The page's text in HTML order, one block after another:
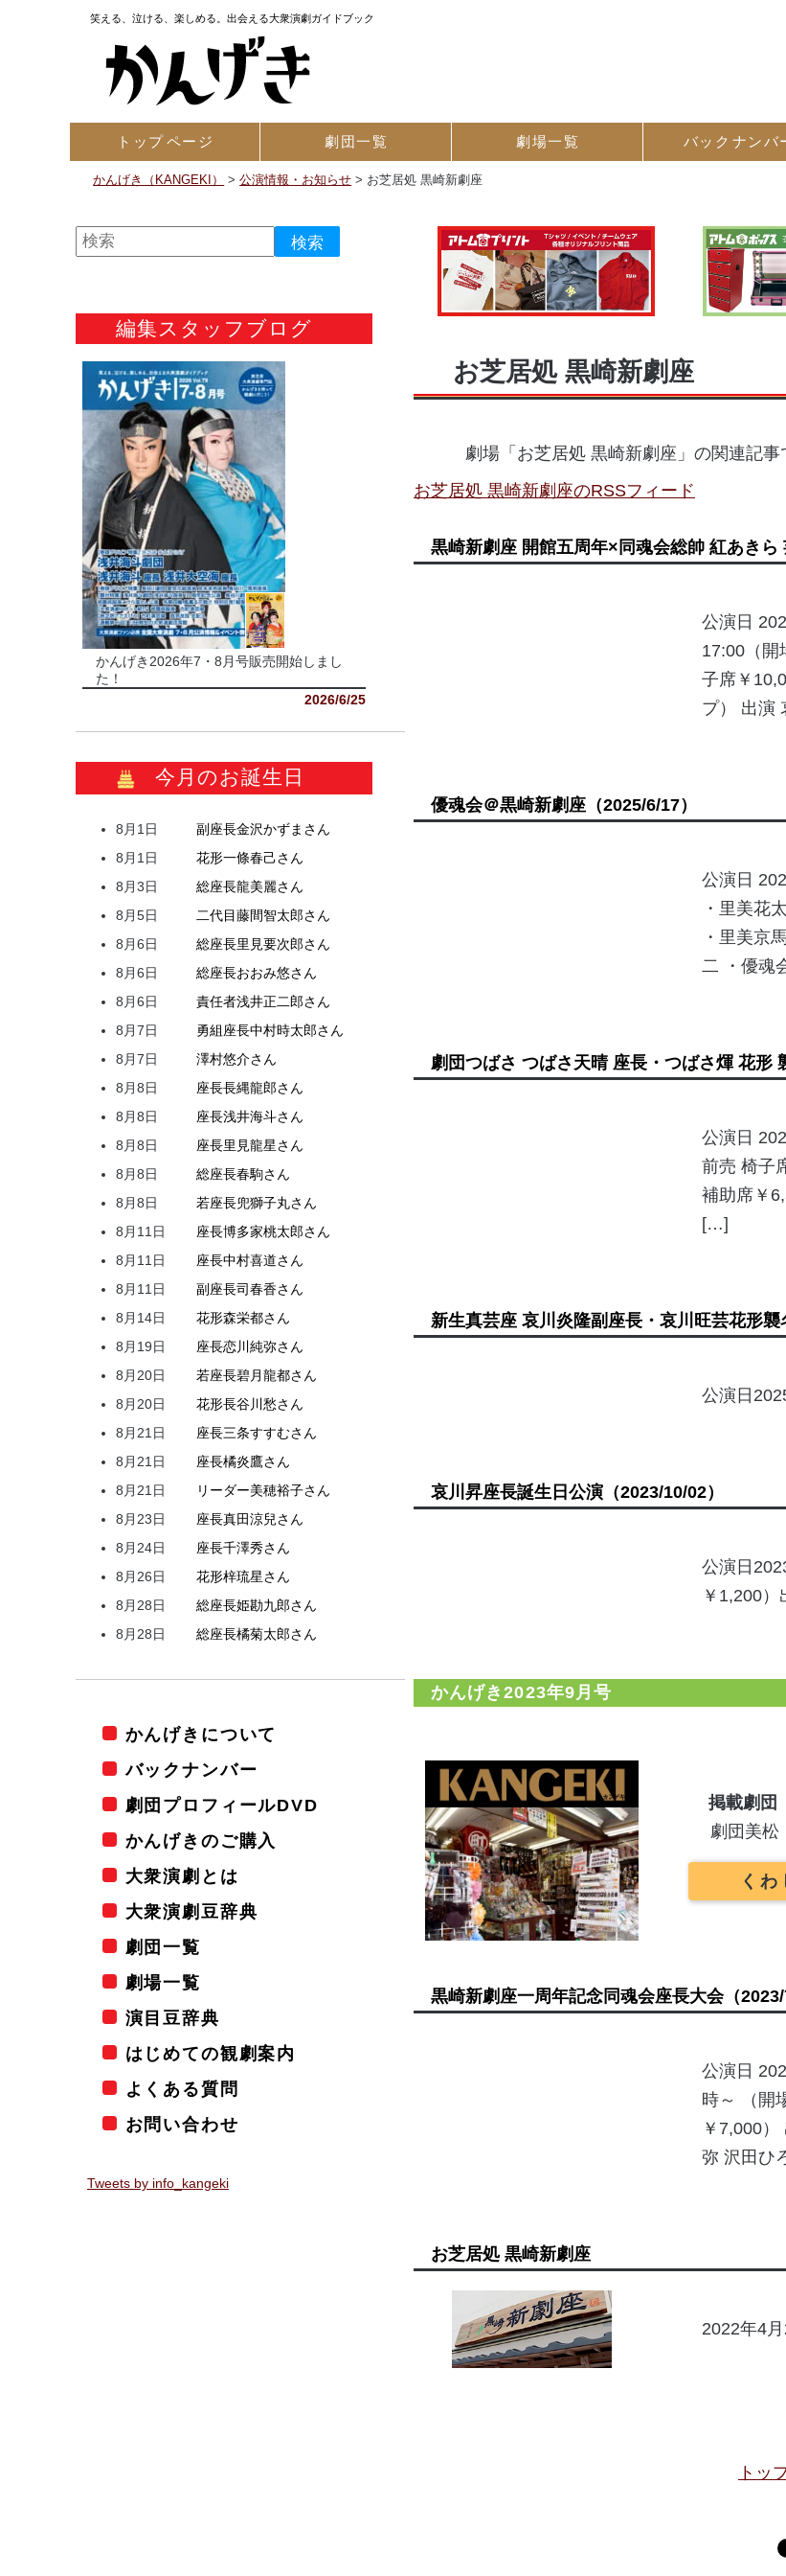
笑える、泣ける、楽しめる。出会える大衆演劇ガイドブック
トップページ 劇団一覧 劇場一覧 バック ナンバ
かんげき（KANGEKI） >公演情報・お知らせ > お芝居処 黒崎新劇座
お芝居処 黒崎新劇座
劇場「お芝居処 黒崎新劇座」の関連記事
お芝居処 黒崎新劇座のRSSフィード
黒崎新劇座 開館五周年×同魂会総帥 紅あきら
公演日
17:00（開
子席￥
プ） 出演
優魂会＠黒崎新劇座（2025/6/17）
公演日
・里美花
・里美京
二 ・優魂
劇団つばさ つばさ天晴 座長・つばさ煇 花形
公演日
前売 椅子
補助席￥
[…]
新生真芸座 哀川炎隆副座長・哀川旺芸花形襲
公演日
哀川昇座長誕生日公演（2023/10/02）
公演日
￥1,200
かんげき2023年9月号
掲載劇団
劇団美松
く
黒崎新劇座一周年記念同魂会座長大会（2023/
公演日
時～ （開
￥7,000
弥 沢田ひ
お芝居処 黒崎新劇座
2022年4
トッ
編集スタッフブログ
かんげき2026年7・8月号販売開始しまし
た！
2026/6/25
今月のお誕生日
8月1日 副座長金沢かずま さん
8月1日
花形一條春己さん
8月3日
総座長龍美麗さん
8月5日
二代目藤間智太郎さん
8月6日
総座長里見要次郎さん
8月6日
総座長おおみ悠さん
8月6日
責任者浅井正二郎さん
8月7日
勇組座長中村時太郎さん
8月7日
澤村悠介さん
8月8日
座長長縄龍郎さん
8月8日
座長浅井海斗さん
8月8日
座長里見龍星さん
8月8日
総座長春駒さん
8月8日
若座長兜獅子丸さん
8月11日
座長博多家桃太郎さん
8月11日
座長中村喜道さん
8月11日
副座長司春香さん
8月14日
花形森栄都さん
8月19日
座長恋川 純弥さん
8月20日
若座長碧月龍都さん
8月20日
花形長谷川 愁さん
8月21日
座長三条すすむさん
8月21日
座長橘炎鷹さん
8月21日
リーダー美穂裕子さん
8月23日
座長真田涼兒さん
8月24日
座長千澤秀さん
8月26日
花形梓琉星さん
8月28日
総座長姫勘九郎さん
8月28日
総座長橘菊太郎さん
かんげきについて
バックナンバー
劇団プロフィールDVD
かんげきのご購入
大衆演劇とは
大衆演劇豆辞典
劇団一覧
劇場一覧
演目豆辞典
はじめての観劇案内
よくある質問
お問い合わせ
Tweets by info_kangeki